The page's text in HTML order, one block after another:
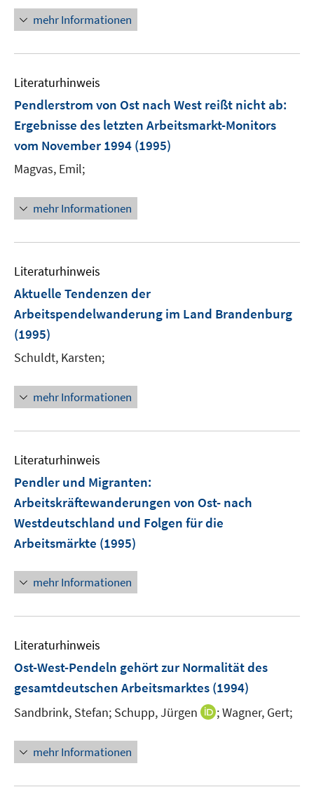
mehr Informationen
Literaturhinweis
Pendlerstrom von Ost nach West reißt nicht ab:
Ergebnisse des letzten Arbeitsmarkt-Monitors
vom November 1994 (1995)
Magvas, Emil;
mehr Informationen
Literaturhinweis
Aktuelle Tendenzen der
Arbeitspendelwanderung im Land Brandenburg
(1995)
Schuldt, Karsten;
mehr Informationen
Literaturhinweis
Pendler und Migranten:
Arbeitskräftewanderungen von Ost- nach
Westdeutschland und Folgen für die
Arbeitsmärkte (1995)
mehr Informationen
Literaturhinweis
Ost-West-Pendeln gehört zur Normalität des
gesamtdeutschen Arbeitsmarktes (1994)
Sandbrink, Stefan; Schupp, Jürgen
I;Wagner, Gert;
mehr Informationen